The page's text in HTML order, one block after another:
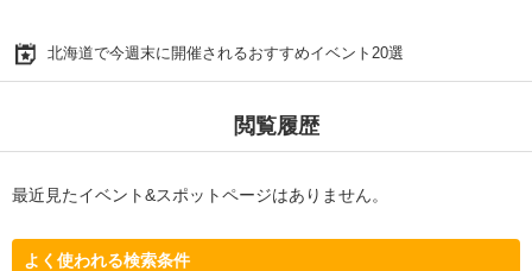
北海道で今週末に開催されるおすすめイベント20選
閲覧履歴
最近見たイベント&スポットページはありません。
よく使われる検索条件